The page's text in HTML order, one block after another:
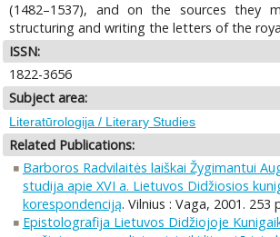
(1482–1537), and on the sources they
structuring and writing the letters of the
ISSN:
1822-3656
Subject area:
Literatūrologija / Literary Studies
Related Publications:
Barboros Radvilaitės laiškai Žygimantui
studija apie XVI a. Lietuvos Didžiosios
korespondenciją. Vilnius : Vaga, 2001. 253
Epistolografija Lietuvos Didžiojoje